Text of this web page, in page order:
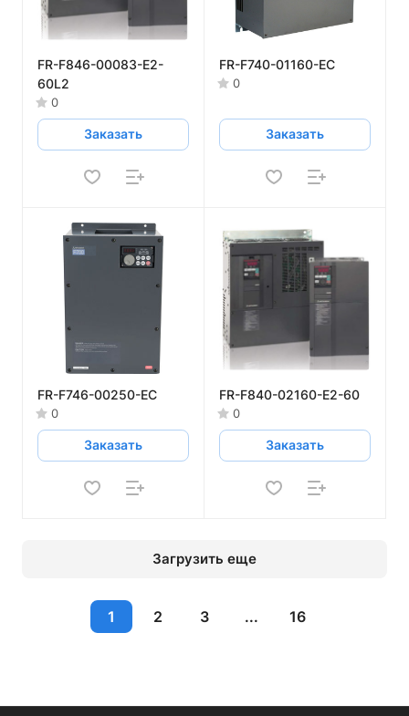
FR-F846-00083-E2-
60L2
0
Заказать
FR-F740-01160-EC
0
Заказать
FR-F746-00250-EC
0
Заказать
FR-F840-02160-E2-60
0
Заказать
Загрузить еще
1 2 3 ... 16